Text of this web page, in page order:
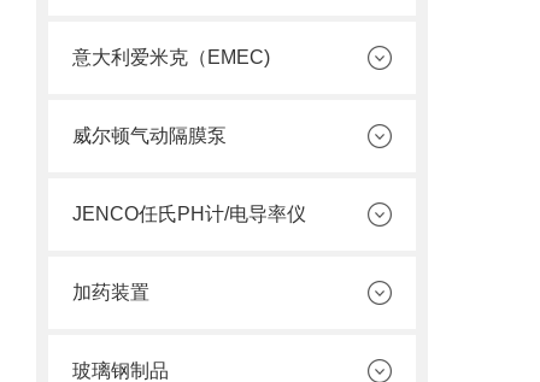
意大利爱米克（EMEC)
威尔顿气动隔膜泵
JENCO任氏PH计/电导率仪
加药装置
玻璃钢制品